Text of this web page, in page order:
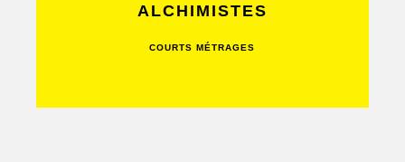
ALCHIMISTES
COURTS MÉTRAGES